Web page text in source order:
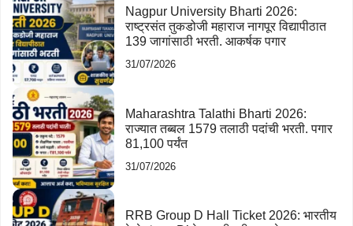
Nagpur University Bharti 2026:
राष्ट्रसंत तुकडोजी महाराज नागपूर विद्यापीठात
139 जागांसाठी भरती. आकर्षक पगार
31/07/2026
Maharashtra Talathi Bharti 2026:
राज्यात तब्बल 1579 तलाठी पदांची भरती. पगार
81,100 पर्यंत
31/07/2026
RRB Group D Hall Ticket 2026: भारतीय